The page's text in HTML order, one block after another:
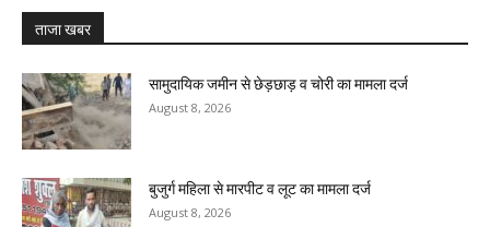
ताजा खबर
सामुदायिक जमीन से छेड़छाड़ व चोरी का मामला दर्ज
August 8, 2026
बुजुर्ग महिला से मारपीट व लूट का मामला दर्ज
August 8, 2026